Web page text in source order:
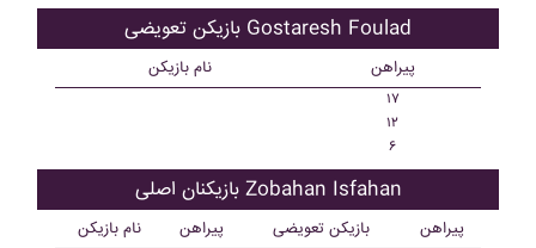
بازیکن تعویضی Gostaresh Foulad
نام بازیکن پیراهن
۱۷
۱۲
۶
بازیکنان اصلی Zobahan Isfahan
نام بازیکن پیراهن بازیکن تعویضی پیراهن